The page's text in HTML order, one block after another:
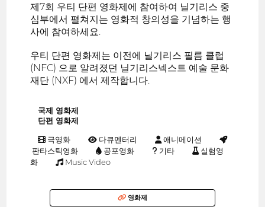
제7회 우티 단편 영화제에 참여하여 닐기리스 중
심부에서 펼쳐지는 영화적 창의성을 기념하는 행
사에 참여하세요.
우티 단편 영화제는 이전에 닐기리스 필름 클럽
(NFC) 으로 알려졌던 닐기리스넥스트 예술 문화
재단 (NXF) 에서 제작합니다.
국제 영화제
단편 영화제
극영화 다큐멘터리
애니메이션
판타스틱영화
공포영화 기타
실험영
화
Music Video
영화제